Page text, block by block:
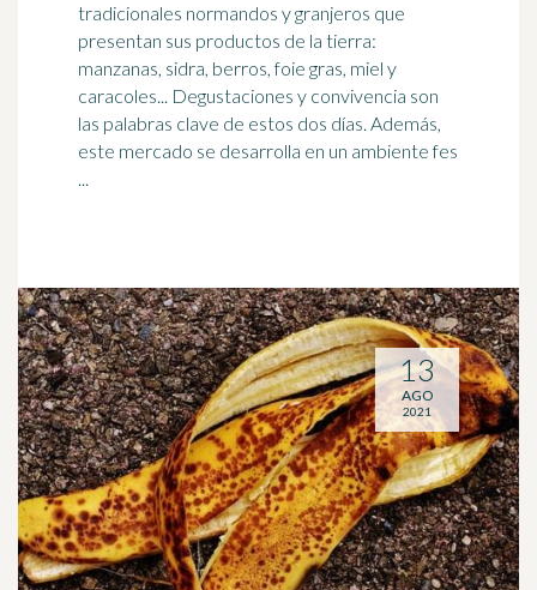
tradicionales normandos y granjeros que
presentan sus productos de la tierra:
manzanas, sidra, berros, foie gras, miel y
caracoles... Degustaciones y convivencia son
las palabras clave de estos dos días. Además,
este mercado se desarrolla en un ambiente fes
...
13
AGO
2021